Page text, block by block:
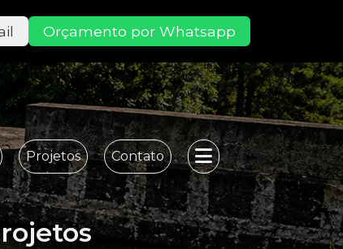
Orçamento por Whatsapp
Projetos Contato